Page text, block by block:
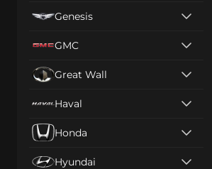
Genesis
GMC
Great Wall
Haval
Honda
Hyundai